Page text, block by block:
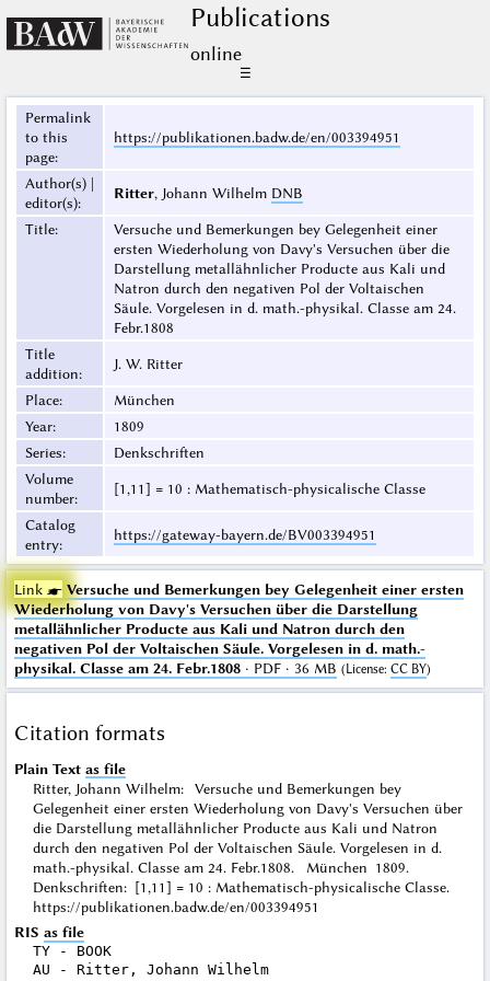
Publications
online
☰
Permalink
to this
page:
https://publikationen.badw.de/en/003394951
Author(s) |
editor(s):
Ritter, Johann Wilhelm DNB
Title:
Versuche und Bemerkungen bey Gelegenheit einer
ersten Wiederholung von Davy's Versuchen über die
Darstellung metallähnlicher Producte aus Kali und
Natron durch den negativen Pol der Voltaischen
Säule. Vorgelesen in d. math.-physikal. Classe am 24.
Febr.1808
Title
addition:
J. W. Ritter
Place:
München
Year:
1809
Series:
Denkschriften
Volume
number:
[1,11] = 10 : Mathematisch-physicalische Classe
Catalog
entry:
https://gateway-bayern.de/BV003394951
Link ☛ Versuche und Bemerkungen bey Gelegenheit einer ersten
Wiederholung von Davy's Versuchen über die Darstellung
metallähnlicher Producte aus Kali und Natron durch den
negativen Pol der Voltaischen Säule. Vorgelesen in d. math.-
physikal. Classe am 24. Febr.1808· PDF · 36 MB (License: CC BY)
Citation formats
Plain Text as file
Ritter, Johann Wilhelm: Versuche und Bemerkungen bey
Gelegenheit einer ersten Wiederholung von Davy's Versuchen über
die Darstellung metallähnlicher Producte aus Kali und Natron
durch den negativen Pol der Voltaischen Säule. Vorgelesen in d.
math.-physikal. Classe am 24. Febr.1808. München 1809.
Denkschriften: [1,11] = 10 : Mathematisch-physicalische Classe.
https://publikationen.badw.de/en/003394951
RIS as file
TY - BOOK
AU - Ritter, Johann Wilhelm